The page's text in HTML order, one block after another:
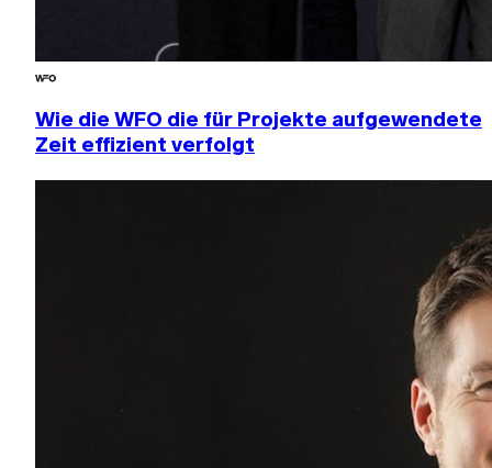
Wie die WFO die für Projekte aufgewendete
Zeit effizient verfolgt